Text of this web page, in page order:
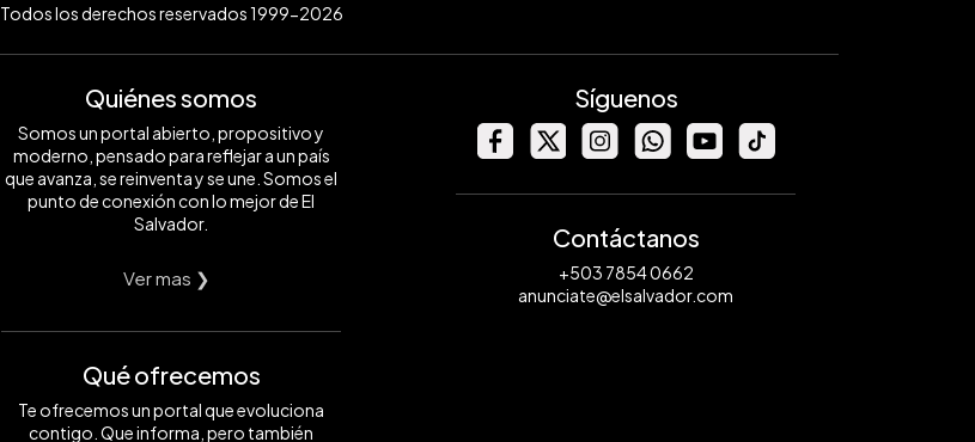
Todos los derechos reservados 1999-2026
Quiénes somos
Somos un portal abierto, propositivo y
moderno, pensado para reflejar a un país
que avanza, se reinventa y se une. Somos el
punto de conexión con lo mejor de El
Salvador.
Ver mas ❯
Qué ofrecemos
Te ofrecemos un portal que evoluciona
contigo. Que informa, pero también
Síguenos
Contáctanos
+503 7854 0662
anunciate@elsalvador.com